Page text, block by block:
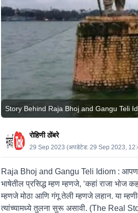
Story Behind Raja Bhoj and Gangu Teli
रोहिणी ठोंबरे
29 Sep 2023 (अपडेटेड: 29 Sep 2023,
Raja Bhoj and Gangu Teli Idiom : आपण
भाषेतील प्रसिद्ध म्हण म्हणजे, ‘कहां राजा भोज
म्हणजे मोठा आणि गंगू तेली म्हणजे लहान. या
त्यांच्यामध्ये तुलना सुरू असावी. (The Real